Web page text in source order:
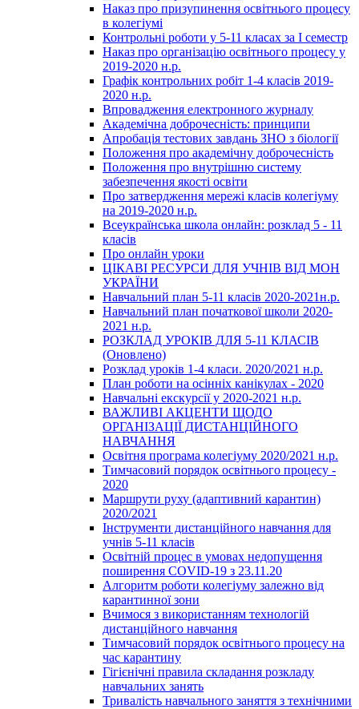
Наказ про призупинення освітнього процесу
в колегіумі
Контрольні роботи у 5-11 класах за І семестр
Наказ про організацію освітнього процесу у
2019-2020 н.р.
Графік контрольних робіт 1-4 класів 2019-
2020 н.р.
Впровадження електронного журналу
Академічна доброчесність: принципи
Апробація тестових завдань ЗНО з біології
Положення про академічну доброчесність
Положення про внутрішню систему
забезпечення якості освіти
Про затвердження мережі класів колегіуму
на 2019-2020 н.р.
Всеукраїнська школа онлайн: розклад 5 - 11
класів
Про онлайн уроки
ЦІКАВІ РЕСУРСИ ДЛЯ УЧНІВ ВІД МОН
УКРАЇНИ
Навчальний план 5-11 класів 2020-2021н.р.
Навчальний план початкової школи 2020-
2021 н.р.
РОЗКЛАД УРОКІВ ДЛЯ 5-11 КЛАСІВ
(Оновлено)
Розклад уроків 1-4 класи. 2020/2021 н.р.
План роботи на осінніх канікулах - 2020
Навчальні екскурсії у 2020-2021 н.р.
ВАЖЛИВІ АКЦЕНТИ ЩОДО
ОРГАНІЗАЦІЇ ДИСТАНЦІЙНОГО
НАВЧАННЯ
Освітня програма колегіуму 2020/2021 н.р.
Тимчасовий порядок освітнього процесу -
2020
Маршрути руху (адаптивний карантин)
2020/2021
Інструменти дистанційного навчання для
учнів 5-11 класів
Освітній процес в умовах недопущення
поширення COVID-19 з 23.11.20
Алгоритм роботи колегіуму залежно від
карантинної зони
Вчимося з використанням технологій
дистанційного навчання
Тимчасовий порядок освітнього процесу на
час карантину
Гігієнічні правила складання розкладу
навчальних занять
Тривалість навчального заняття з технічними